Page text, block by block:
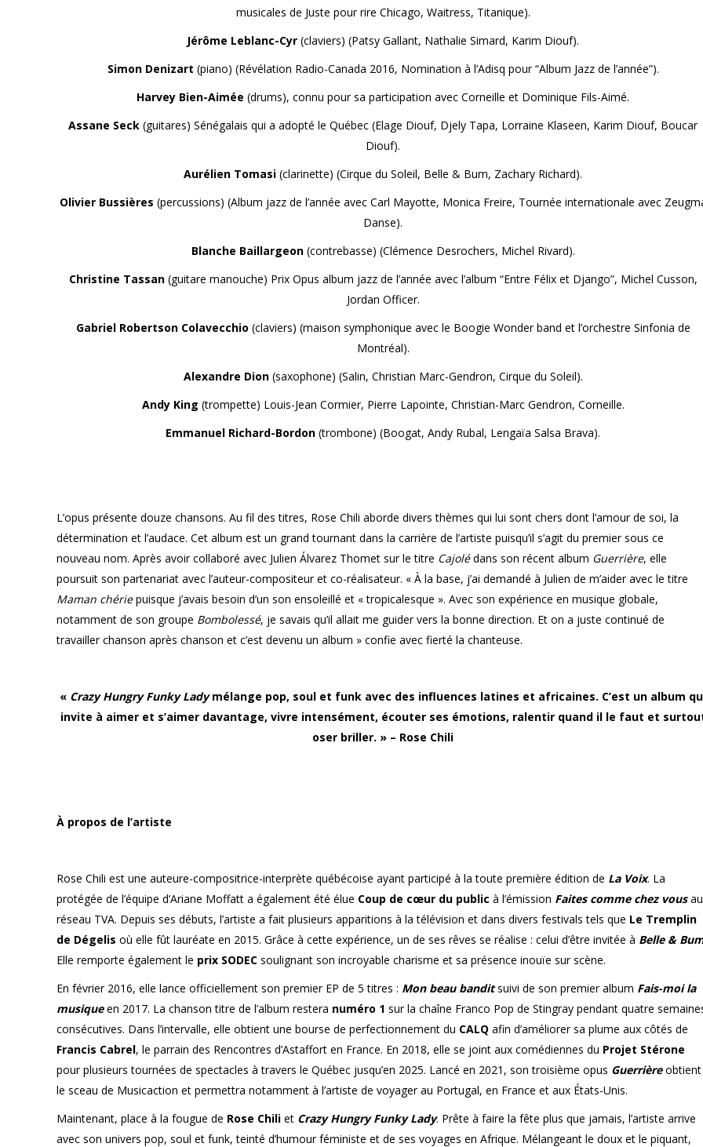
musicales de Juste pour rire Chicago, Waitress, Titanique).
Jérôme Leblanc-Cyr (claviers) (Patsy Gallant, Nathalie Simard, Karim Diouf).
Simon Denizart (piano) (Révélation Radio-Canada 2016, Nomination à l’Adisq pour “Album Jazz de l’année”).
Harvey Bien-Aimée (drums), connu pour sa participation avec Corneille et Dominique Fils-Aimé.
Assane Seck (guitares) Sénégalais qui a adopté le Québec (Elage Diouf, Djely Tapa, Lorraine Klaseen, Karim Diouf, Boucar
Diouf).
Aurélien Tomasi (clarinette) (Cirque du Soleil, Belle & Bum, Zachary Richard).
Olivier Bussières (percussions) (Album jazz de l’année avec Carl Mayotte, Monica Freire, Tournée internationale avec
Danse).
Blanche Baillargeon(contrebasse) (Clémence Desrochers, Michel Rivard).
Christine Tassan(guitare manouche) Prix Opus album jazz de l’année avec l’album “Entre Félix et Django”, Michel Cusson,
Jordan Officer.
Gabriel Robertson Colavecchio (claviers) (maison symphonique avec le Boogie Wonder band et l’orchestre Sinfonia de
Montréal).
Alexandre Dion(saxophone) (Salin, Christian Marc-Gendron, Cirque du Soleil).
Andy King (trompette) Louis-Jean Cormier, Pierre Lapointe, Christian-Marc Gendron, Corneille.
Emmanuel Richard-Bordon (trombone) (Boogat, Andy Rubal, Lengaïa Salsa Brava).
L’opus présente douze chansons. Au fil des titres, Rose Chili aborde divers thèmes qui lui sont chers dont l’amour de soi, la
détermination et l’audace. Cet album est un grand tournant dans la carrière de l’artiste puisqu’il s’agit du premier sous ce
nouveau nom. Après avoir collaboré avec Julien Álvarez Thomet sur le titre Cajolédans son récent album Guerrière, elle
poursuit son partenariat avec l’auteur-compositeur et co-réalisateur. « À la base, j’ai demandé à Julien de m’aider avec le titre
Maman chériepuisque j’avais besoin d’un son ensoleillé et « tropicalesque ». Avec son expérience en musique globale,
notamment de son groupe Bombolessé, je savais qu’il allait me guider vers la bonne direction. Et on a juste continué de
travailler chanson après chanson et c’est devenu un album » confie avec fierté la chanteuse.
« Crazy Hungry Funky Ladymélange pop, soul et funk avec des influences latines et africaines. C’est un album
invite à aimer et s’aimer davantage, vivre intensément, écouter ses émotions, ralentir quand il le faut et
oser briller. » – Rose Chili
À propos de l’artiste
Rose Chili est une auteure-compositrice-interprète québécoise ayant participé à la toute première édition de La Voix. La
protégée de l’équipe d’Ariane Moffatt a également été élue Coup de cœur du public à l’émission Faites comme chez vousau
réseau TVA. Depuis ses débuts, l’artiste a fait plusieurs apparitions à la télévision et dans divers festivals tels que Le Tremplin
de Dégelis où elle fût lauréate en 2015. Grâce à cette expérience, un de ses rêves se réalise : celui d’être invitée à Belle &
Elle remporte également le prix SODEC soulignant son incroyable charisme et sa présence inouïe sur scène.
En février 2016, elle lance officiellement son premier EP de 5 titres : Mon beau banditsuivi de son premier album Fais-moi la
musiqueen 2017. La chanson titre de l’album restera numéro 1 sur la chaîne Franco Pop de Stingray pendant quatre
consécutives. Dans l’intervalle, elle obtient une bourse de perfectionnement du CALQ afin d’améliorer sa plume aux côtés de
Francis Cabrel, le parrain des Rencontres d’Astaffort en France. En 2018, elle se joint aux comédiennes du Projet Stérone
pour plusieurs tournées de spectacles à travers le Québec jusqu’en 2025. Lancé en 2021, son troisième opus Guerrièreobtient
le sceau de Musicaction et permettra notamment à l’artiste de voyager au Portugal, en France et aux États-Unis.
Maintenant, place à la fougue de Rose Chili et Crazy Hungry Funky Lady. Prête à faire la fête plus que jamais, l’artiste arrive
avec son univers pop, soul et funk, teinté d’humour féministe et de ses voyages en Afrique. Mélangeant le doux et le piquant,